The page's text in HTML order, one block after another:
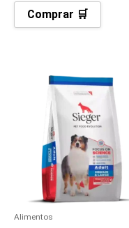
Comprar 🛒
Alimentos